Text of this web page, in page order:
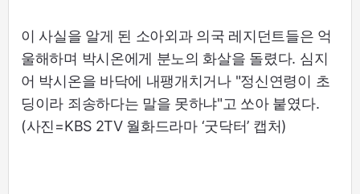
이 사실을 알게 된 소아외과 의국 레지던트들은 억
울해하며 박시온에게 분노의 화살을 돌렸다. 심지
어 박시온을 바닥에 내팽개치거나 "정신연령이 초
딩이라 죄송하다는 말을 못하냐"고 쏘아 붙였다.
(사진=KBS 2TV 월화드라마 ‘굿닥터’ 캡처)